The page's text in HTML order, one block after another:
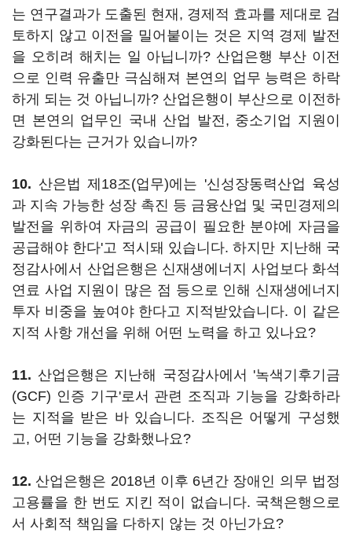
는 연구결과가 도출된 현재, 경제적 효과를 제대로 검
토하지 않고 이전을 밀어붙이는 것은 지역 경제 발전
을 오히려 해치는 일 아닙니까? 산업은행 부산 이전
으로 인력 유출만 극심해져 본연의 업무 능력은 하락
하게 되는 것 아닙니까? 산업은행이 부산으로 이전하
면 본연의 업무인 국내 산업 발전, 중소기업 지원이
강화된다는 근거가 있습니까?
10. 산은법 제18조(업무)에는 '신성장동력산업 육성
과 지속 가능한 성장 촉진 등 금융산업 및 국민경제의
발전을 위하여 자금의 공급이 필요한 분야에 자금을
공급해야 한다'고 적시돼 있습니다. 하지만 지난해 국
정감사에서 산업은행은 신재생에너지 사업보다 화석
연료 사업 지원이 많은 점 등으로 인해 신재생에너지
투자 비중을 높여야 한다고 지적받았습니다. 이 같은
지적 사항 개선을 위해 어떤 노력을 하고 있나요?
11. 산업은행은 지난해 국정감사에서 '녹색기후기금
(GCF) 인증 기구'로서 관련 조직과 기능을 강화하라
는 지적을 받은 바 있습니다. 조직은 어떻게 구성했
고, 어떤 기능을 강화했나요?
12.산업은행은 2018년 이후 6년간 장애인 의무 법정
고용률을 한 번도 지킨 적이 없습니다. 국책은행으로
서 사회적 책임을 다하지 않는 것 아닌가요?